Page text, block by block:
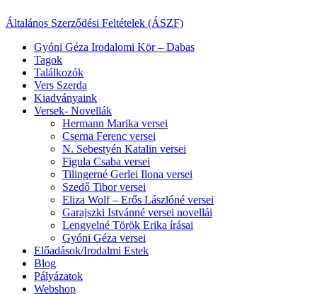
Általános Szerződési Feltételek (ÁSZF)
Gyóni Géza Irodalomi Kör – Dabas
Tagok
Találkozók
Vers Szerda
Kiadványaink
Versek- Novellák
Hermann Marika versei
Cserna Ferenc versei
N. Sebestyén Katalin versei
Figula Csaba versei
Tilingerné Gerlei Ilona versei
Szedő Tibor versei
Eliza Wolf – Erős Lászlóné versei
Garajszki Istvánné versei novellái
Lengyelné Török Erika írásai
Gyóni Géza versei
Előadások/Irodalmi Estek
Blog
Pályázatok
Webshop